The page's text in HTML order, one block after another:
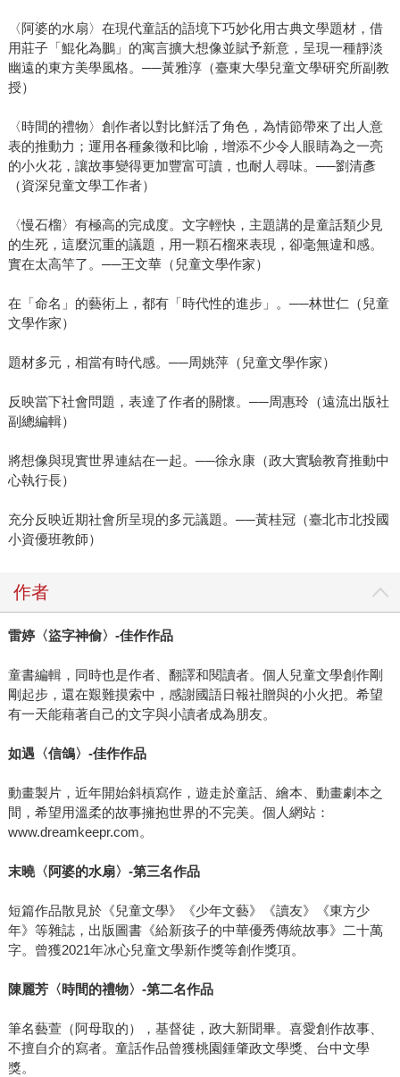
〈阿婆的水扇〉在現代童話的語境下巧妙化用古典文學題材，借
用莊子「鯤化為鵬」的寓言擴大想像並賦予新意，呈現一種靜淡
幽遠的東方美學風格。──黃雅淳（臺東大學兒童文學研究所副教
授）
〈時間的禮物〉創作者以對比鮮活了角色，為情節帶來了出人意
表的推動力；運用各種象徵和比喻，增添不少令人眼睛為之一亮
的小火花，讓故事變得更加豐富可讀，也耐人尋味。──劉清彥
（資深兒童文學工作者）
〈慢石榴〉有極高的完成度。文字輕快，主題講的是童話類少見
的生死，這麼沉重的議題，用一顆石榴來表現，卻毫無違和感。
實在太高竿了。──王文華（兒童文學作家）
在「命名」的藝術上，都有「時代性的進步」。──林世仁（兒童
文學作家）
題材多元，相當有時代感。──周姚萍（兒童文學作家）
反映當下社會問題，表達了作者的關懷。──周惠玲（遠流出版社
副總編輯）
將想像與現實世界連結在一起。──徐永康（政大實驗教育推動中
心執行長）
充分反映近期社會所呈現的多元議題。──黃桂冠（臺北市北投國
小資優班教師）
作者
雷婷〈盜字神偷〉-佳作作品
童書編輯，同時也是作者、翻譯和閱讀者。個人兒童文學創作剛
剛起步，還在艱難摸索中，感謝國語日報社贈與的小火把。希望
有一天能藉著自己的文字與小讀者成為朋友。
如遇〈信鴿〉-佳作作品
動畫製片，近年開始斜槓寫作，遊走於童話、繪本、動畫劇本之
間，希望用溫柔的故事擁抱世界的不完美。個人網站：
www.dreamkeepr.com。
末曉〈阿婆的水扇〉-第三名作品
短篇作品散見於《兒童文學》《少年文藝》《讀友》《東方少
年》等雜誌，出版圖書《給新孩子的中華優秀傳統故事》二十萬
字。曾獲2021年冰心兒童文學新作獎等創作獎項。
陳麗芳〈時間的禮物〉-第二名作品
筆名藝萱（阿母取的），基督徒，政大新聞畢。喜愛創作故事、
不擅自介的寫者。童話作品曾獲桃園鍾肇政文學獎、台中文學
獎。